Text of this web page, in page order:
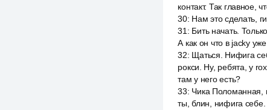
контакт. Так главное,
30: Нам это сделать,
31 : Бить начать.
А как он что в jacky
32: Щаться. Нифига
рокси. Ну, ребята, у
там у него есть?
33: Чика Поломанная,
ты, блин, нифига себе.